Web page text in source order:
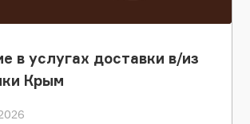
в услугах доставки в/из
Крым